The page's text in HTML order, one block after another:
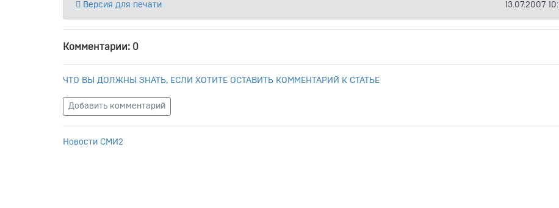
Версия для печати 13.07.2007
Комментарии: 0
ЧТО ВЫ ДОЛЖНЫ ЗНАТЬ, ЕСЛИ ХОТИТЕ ОСТАВИТЬ КОММЕНТАРИЙ К СТАТЬЕ
Добавить комментарий
Новости СМИ2